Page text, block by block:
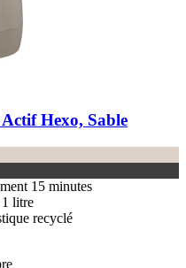
Hexo, Sable
15 minutes
litre
recyclé